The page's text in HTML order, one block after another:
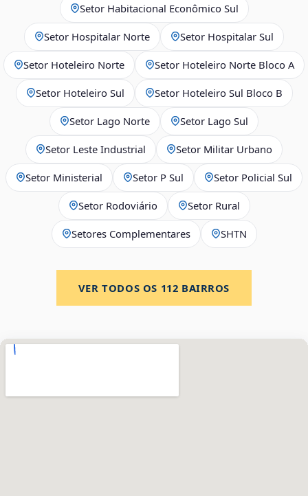
Setor Habitacional Econômico Sul
Setor Hospitalar Norte Setor Hospitalar Sul
Setor Hoteleiro Norte Setor Hoteleiro Norte Bloco A
Setor Hoteleiro Sul Setor Hoteleiro Sul Bloco B
Setor Lago Norte Setor Lago Sul
Setor Leste Industrial Setor Militar Urbano
Setor Ministerial Setor P Sul Setor Policial Sul
Setor Rodoviário Setor Rural
Setores Complementares SHTN
VER TODOS OS 112 BAIRROS